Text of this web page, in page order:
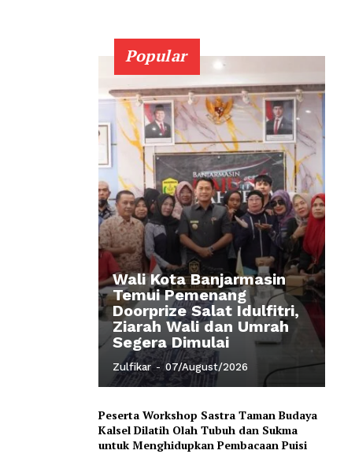
Popular
Wali Kota Banjarmasin
Temui Pemenang
Doorprize Salat Idulfitri,
Ziarah Wali dan Umrah
Segera Dimulai
Zulfikar - 07/August/2026
Peserta Workshop Sastra Taman Budaya
Kalsel Dilatih Olah Tubuh dan Sukma
untuk Menghidupkan Pembacaan Puisi